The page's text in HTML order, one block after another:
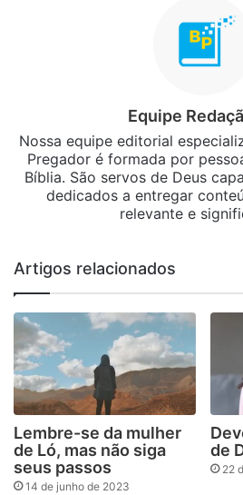
Equipe
Nossa equipe editorial
Pregador é formada por
Bíblia. São servos de Deus
dedicados a entregar
relevante e
Artigos relacionados
Lembre-se da mulher
de Ló, mas não siga
seus passos
14 de junho de 2023
de
22